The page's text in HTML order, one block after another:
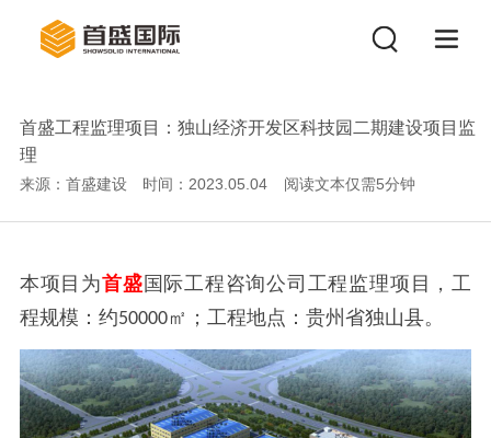
首盛工程监理项目：独山经济开发区科技园二期建设项目监
理
来源：首盛建设 时间：2023.05.04 阅读文本仅需5分钟
本项目为首盛国际工程咨询公司工程监理项目，工
程规模：约50000㎡；工程地点：贵州省独山县。